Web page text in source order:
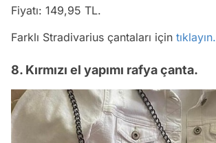
Fiyatı: 149,95 TL.
Farklı Stradivarius çantaları için tıklayın.
8. Kırmızı el yapımı rafya çanta.